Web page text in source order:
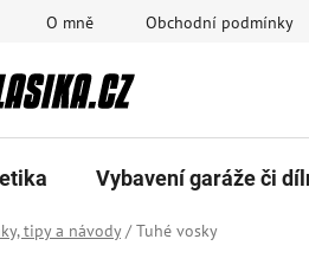
O mně Obchodní podmínky
Vybavení garáže či
tipy a návody / Tuhé vosky